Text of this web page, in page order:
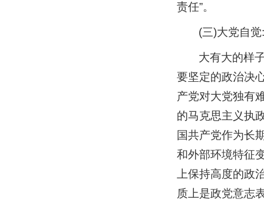
责任”。
(三)大党自
大有大的样
要坚定的政治决
产党对大党独有
的马克思主义执
国共产党作为长
和外部环境特征
上保持高度的政
质上是政党意志